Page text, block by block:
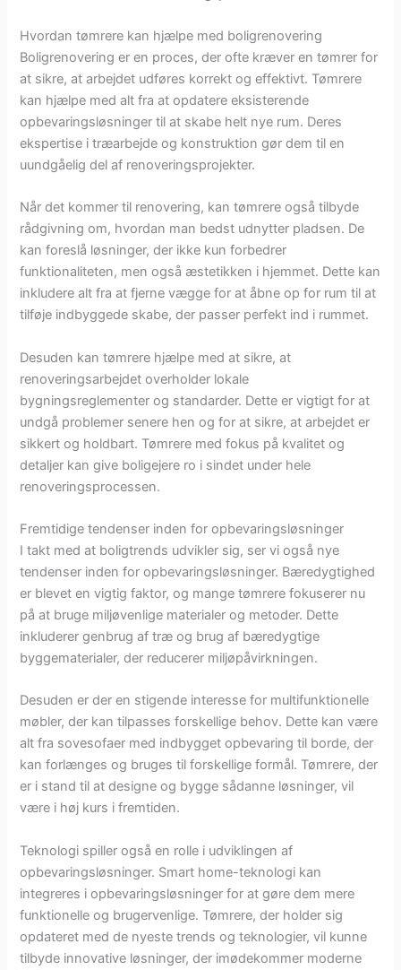
Hvordan tømrere kan hjælpe med boligrenovering
Boligrenovering er en proces, der ofte kræver en tømrer for
at sikre, at arbejdet udføres korrekt og effektivt. Tømrere
kan hjælpe med alt fra at opdatere eksisterende
opbevaringsløsninger til at skabe helt nye rum. Deres
ekspertise i træarbejde og konstruktion gør dem til en
uundgåelig del af renoveringsprojekter.
Når det kommer til renovering, kan tømrere også tilbyde
rådgivning om, hvordan man bedst udnytter pladsen. De
kan foreslå løsninger, der ikke kun forbedrer
funktionaliteten, men også æstetikken i hjemmet. Dette kan
inkludere alt fra at fjerne vægge for at åbne op for rum til at
tilføje indbyggede skabe, der passer perfekt ind i rummet.
Desuden kan tømrere hjælpe med at sikre, at
renoveringsarbejdet overholder lokale
bygningsreglementer og standarder. Dette er vigtigt for at
undgå problemer senere hen og for at sikre, at arbejdet er
sikkert og holdbart. Tømrere med fokus på kvalitet og
detaljer kan give boligejere ro i sindet under hele
renoveringsprocessen.
Fremtidige tendenser inden for opbevaringsløsninger
I takt med at boligtrends udvikler sig, ser vi også nye
tendenser inden for opbevaringsløsninger. Bæredygtighed
er blevet en vigtig faktor, og mange tømrere fokuserer nu
på at bruge miljøvenlige materialer og metoder. Dette
inkluderer genbrug af træ og brug af bæredygtige
byggematerialer, der reducerer miljøpåvirkningen.
Desuden er der en stigende interesse for multifunktionelle
møbler, der kan tilpasses forskellige behov. Dette kan være
alt fra sovesofaer med indbygget opbevaring til borde, der
kan forlænges og bruges til forskellige formål. Tømrere, der
er i stand til at designe og bygge sådanne løsninger, vil
være i høj kurs i fremtiden.
Teknologi spiller også en rolle i udviklingen af
opbevaringsløsninger. Smart home-teknologi kan
integreres i opbevaringsløsninger for at gøre dem mere
funktionelle og brugervenlige. Tømrere, der holder sig
opdateret med de nyeste trends og teknologier, vil kunne
tilbyde innovative løsninger, der imødekommer moderne